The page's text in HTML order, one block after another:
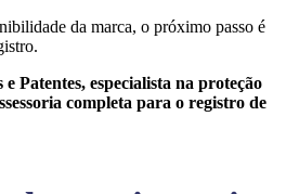
da marca, o próximo passo é
Patentes, especialista na proteção
completa para o registro de